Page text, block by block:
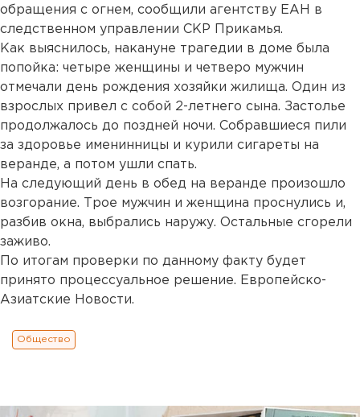
обращения с огнем, сообщили агентству ЕАН в
следственном управлении СКР Прикамья.
Как выяснилось, накануне трагедии в доме была
попойка: четыре женщины и четверо мужчин
отмечали день рождения хозяйки жилища. Один из
взрослых привел с собой 2-летнего сына. Застолье
продолжалось до поздней ночи. Собравшиеся пили
за здоровье именинницы и курили сигареты на
веранде, а потом ушли спать.
На следующий день в обед на веранде произошло
возгорание. Трое мужчин и женщина проснулись и,
разбив окна, выбрались наружу. Остальные сгорели
заживо.
По итогам проверки по данному факту будет
принято процессуальное решение. Европейско-
Азиатские Новости.
Общество